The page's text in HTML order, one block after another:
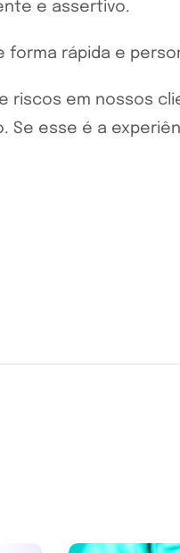
e assertivo.
rápida e
riscos em nossos
Se esse é a